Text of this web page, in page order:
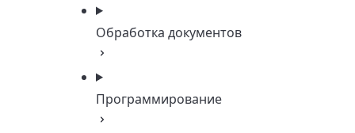
Обработка документов
Программирование